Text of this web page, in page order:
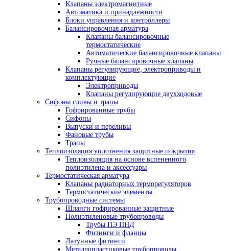
Клапаны электромагнитные
Автоматика и принадлежности
Блоки управления и контроллеры
Балансировочная арматура
Клапаны балансировочные
термостатические
Автоматические балансировочные клапаны
Ручные балансировочные клапаны
Клапаны регулирующие, электроприводы и
комплектующие
Электроприводы
Клапаны регулирующие двухходовые
Сифоны сливы и трапы
Гофрированные трубы
Сифоны
Выпуски и переливы
Фановые трубы
Трапы
Теплоизоляция уплотнения защитные покрытия
Теплоизоляция на основе вспененного
полиэтилена и аксессуары
Термостатическая арматура
Клапаны радиаторных терморегуляторов
Термостатические элементы
Трубопроводные системы
Шланги гофрированные защитные
Полиэтиленовые трубопроводы
Трубы ПЭ ПНД
Фитинги и фланцы
Латунные фитинги
Металлопластиковые трубопроводы